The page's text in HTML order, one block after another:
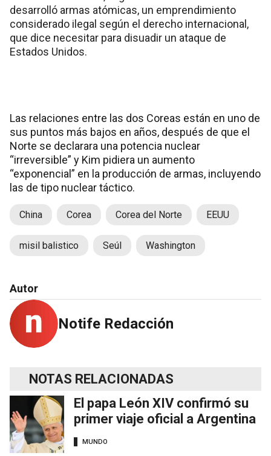
desarrolló armas atómicas, un emprendimiento
considerado ilegal según el derecho internacional,
que dice necesitar para disuadir un ataque de
Estados Unidos.
Las relaciones entre las dos Coreas están en uno de
sus puntos más bajos en años, después de que el
Norte se declarara una potencia nuclear
“irreversible” y Kim pidiera un aumento
“exponencial” en la producción de armas, incluyendo
las de tipo nuclear táctico.
China Corea Corea del Norte EEUU
misil balistico Seúl Washington
Autor
Notife Redacción
NOTAS RELACIONADAS
El papa León XIV confirmó su
primer viaje oficial a Argentina
MUNDO